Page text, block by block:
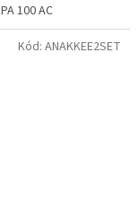
100 AC
Kód: ANAKKEE2SET